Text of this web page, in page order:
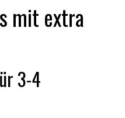
mit extra
3-4